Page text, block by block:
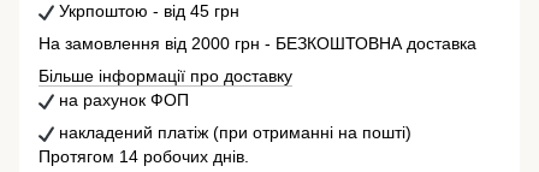
Укрпоштою - від 45 грн
На замовлення від 2000 грн - БЕЗКОШТОВНА доставка
Більше інформації про доставку
на рахунок ФОП
накладений платіж (при отриманні на пошті)
Протягом 14 робочих днів.